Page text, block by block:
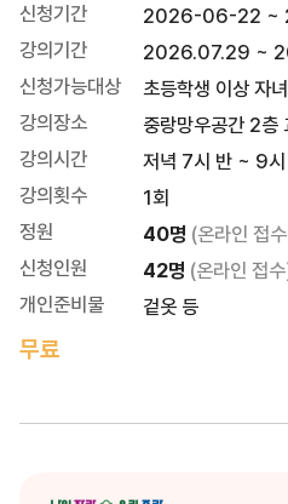
신청기간
2026-06-22 ~
강의기간
2026.07.29 ~
신청가능대상
초등학생 이상 자
강의장소
중랑망우공간 2층
강의시간
저녁 7시 반 ~ 9
강의횟수
1회
정원
40명 (온라인 접
신청인원
42명 (온라인 접
개인준비물
겉옷 등
무료